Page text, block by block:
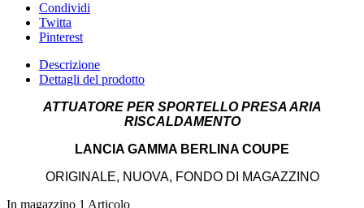
Condividi
Twitta
Pinterest
Descrizione
Dettagli del prodotto
ATTUATORE PER SPORTELLO PRESA ARIA
RISCALDAMENTO
LANCIA GAMMA BERLINA COUPE
ORIGINALE, NUOVA, FONDO DI MAGAZZINO
In magazzino 1 Articolo